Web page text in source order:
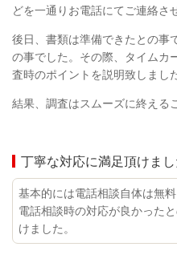
どを一通りお電話にてご連絡さ
後日、書類は準備できたとの事
の事でした。その際、タイムカ
査時のポイントを説明致しまし
結果、調査はスムーズに終える
丁寧な対応に満足頂けまし
基本的には電話相談自体は無
電話相談時の対応が良かった
けました。